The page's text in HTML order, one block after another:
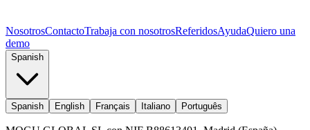
NosotrosContactoTrabaja con nosotrosReferidosAyudaQuiero una
demo
Spanish
Spanish English Français Italiano Português